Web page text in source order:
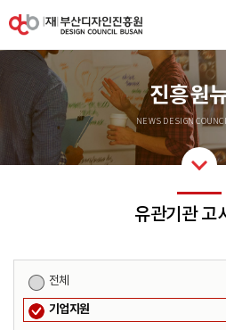
진흥원
NEWS DESIGN
유관기관 고
전체
기업지원